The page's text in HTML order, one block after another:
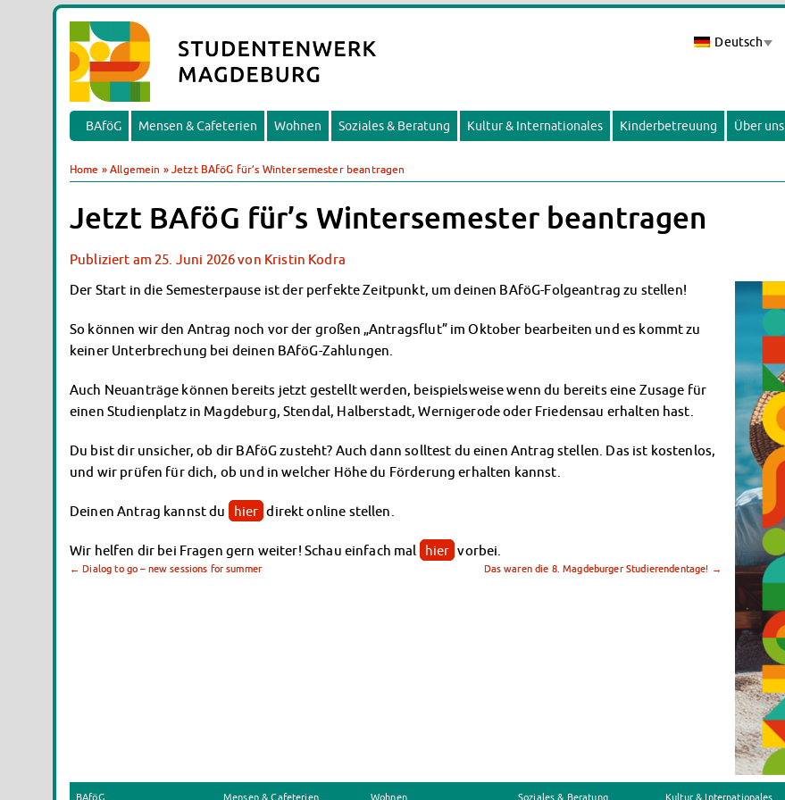
Deutsch
BAföG Mensen & Cafeterien Wohnen Soziales & Beratung Kultur & Internationales Kinderbetreuung Über uns
Home »Allgemein » Jetzt BAföG für’s Wintersemester beantragen
Jetzt BAföG für’s Wintersemester beantragen
Publiziert am 25. Juni 2026von Kristin Kodra
Der Start in die Semesterpause ist der perfekte Zeitpunkt, um deinen BAföG-Folgeantrag zu stellen!
So können wir den Antrag noch vor der großen „Antragsflut” im Oktober bearbeiten und es kommt zu
keiner Unterbrechung bei deinen BAföG-Zahlungen.
Auch Neuanträge können bereits jetzt gestellt werden, beispielsweise wenn du bereits eine Zusage für
einen Studienplatz in Magdeburg, Stendal, Halberstadt, Wernigerode oder Friedensau erhalten hast.
Du bist dir unsicher, ob dir BAföG zusteht? Auch dann solltest du einen Antrag stellen. Das ist kostenlos,
und wir prüfen für dich, ob und in welcher Höhe du Förderung erhalten kannst.
Deinen Antrag kannst du hier direkt online stellen.
Wir helfen dir bei Fragen gern weiter! Schau einfach mal hier vorbei.
← Dialog to go – new sessions for summer Das waren die 8. Magdeburger Studierendentage! →
BAföG Mensen & Cafeterien Wohnen Soziales & Beratung Kultur & Internationales